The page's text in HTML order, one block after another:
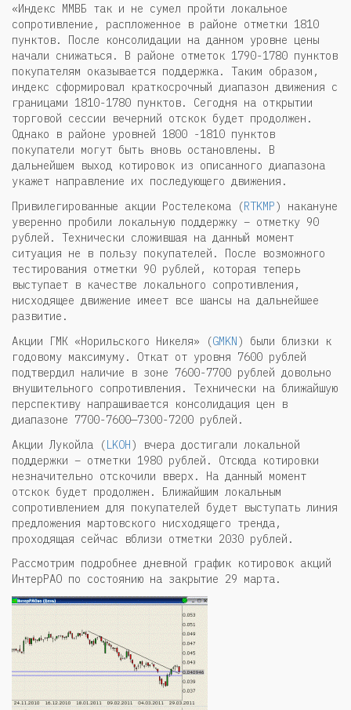
«Индекс ММВБ так и не сумел пройти локальное
сопротивление, распложенное в районе отметки 1810
пунктов. После консолидации на данном уровне цены
начали снижаться. В районе отметок 1790-1780 пунктов
покупателям оказывается поддержка. Таким образом,
индекс сформировал краткосрочный диапазон движения с
границами 1810-1780 пунктов. Сегодня на открытии
торговой сессии вечерний отскок будет продолжен.
Однако в районе уровней 1800 -1810 пунктов
покупатели могут быть вновь остановлены. В
дальнейшем выход котировок из описанного диапазона
укажет направление их последующего движения.
Привилегированные акции Ростелекома (RTKMP) накануне
уверенно пробили локальную поддержку – отметку 90
рублей. Технически сложившая на данный момент
ситуация не в пользу покупателей. После возможного
тестирования отметки 90 рублей, которая теперь
выступает в качестве локального сопротивления,
нисходящее движение имеет все шансы на дальнейшее
развитие.
Акции ГМК «Норильского Никеля» (GMKN) были близки к
годовому максимуму. Откат от уровня 7600 рублей
подтвердил наличие в зоне 7600-7700 рублей довольно
внушительного сопротивления. Технически на ближайшую
перспективу напрашивается консолидация цен в
диапазоне 7700-7600—7300-7200 рублей.
Акции Лукойла (LKOH) вчера достигали локальной
поддержки – отметки 1980 рублей. Отсюда котировки
незначительно отскочили вверх. На данный момент
отскок будет продолжен. Ближайшим локальным
сопротивлением для покупателей будет выступать линия
предложения мартовского нисходящего тренда,
проходящая сейчас вблизи отметки 2030 рублей.
Рассмотрим подробнее дневной график котировок акций
ИнтерРАО по состоянию на закрытие 29 марта.